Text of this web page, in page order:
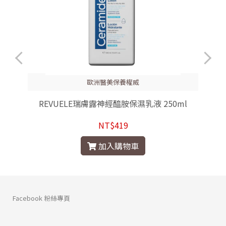
歐洲醫美保養權威
REVUELE瑞膚露神經醯胺保濕乳液 250ml
NT$419
加入購物車
Facebook 粉絲專頁